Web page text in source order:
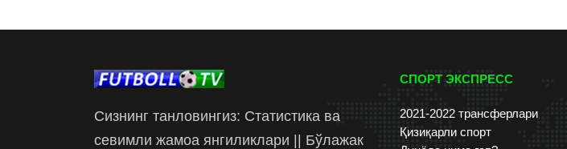
Сизнинг танловингиз: Статистика ва
севимли жамоа янгиликлари || Бўлажак
СПОРТ ЭКСПРЕСС
2021-2022 трансферлари
Қизиқарли спорт